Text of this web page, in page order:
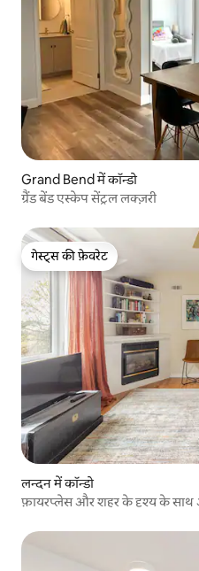
Grand Bend में कॉन्डो
ग्रैंड बेंड एस्केप सेंट्रल लक्ज़री
गेस्ट्स की फ़ेवरेट
गेस्ट्स की फ़ेवरेट
लन्दन में कॉन्डो
फ़ायरप्लेस और शहर के दृश्य के साथ